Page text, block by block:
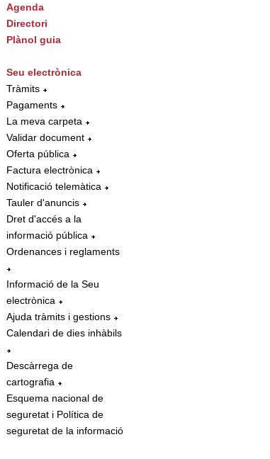
Agenda
Directori
Plànol guia
Seu electrònica
Tràmits
Pagaments
La meva carpeta
Validar document
Oferta pública
Factura electrònica
Notificació telemàtica
Tauler d'anuncis
Dret d'accés a la
informació pública
Ordenances i reglaments
Informació de la Seu
electrònica
Ajuda tràmits i gestions
Calendari de dies inhàbils
Descàrrega de
cartografia
Esquema nacional de
seguretat i Política de
seguretat de la informació